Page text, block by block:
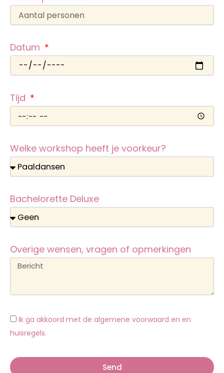
Datum
Tijd
Welke workshop heeft je voorkeur?
Bachelorette Deluxe
Overige wensen, vragen of opmerkingen
Ik ga akkoord met de algemene voorwaard en en
huisregels.
Send